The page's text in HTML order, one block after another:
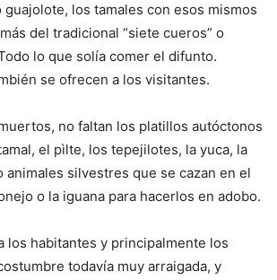
los tamales con esos mismos
del tradicional “siete cueros” o
lo que solía comer el difunto.
se ofrecen a los visitantes.
no faltan los platillos autóctonos
el pìlte, los tepejilotes, la yuca, la
animales silvestres que se cazan en el
o la iguana para hacerlos en adobo.
los habitantes y principalmente los
todavía muy arraigada, y